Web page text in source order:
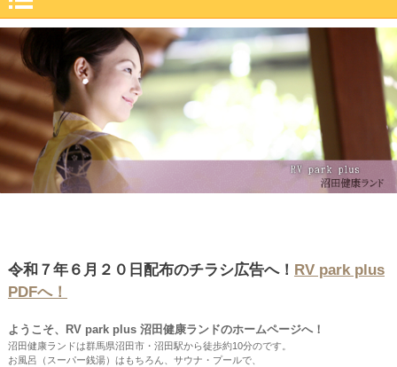
令和７年６月２０日配布のチラシ広告へ！ RV park plus
PDFへ！
ようこそ、RV park plus 沼田健康ランドのホームページへ！
沼田健康ランドは群馬県沼田市・沼田駅から徒歩約10分のです。
お風呂（スーパー銭湯）はもちろん、サウナ・プールで、